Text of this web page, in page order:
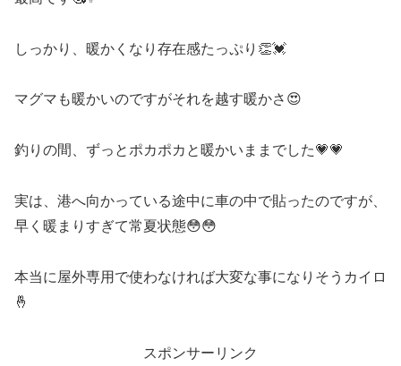
しっかり、暖かくなり存在感たっぷり👏💓
マグマも暖かいのですがそれを越す暖かさ😍
釣りの間、ずっとポカポカと暖かいままでした💗💗
実は、港へ向かっている途中に車の中で貼ったのですが、
早く暖まりすぎて常夏状態😳😳
本当に屋外専用で使わなければ大変な事になりそうカイロ
🤞
スポンサーリンク